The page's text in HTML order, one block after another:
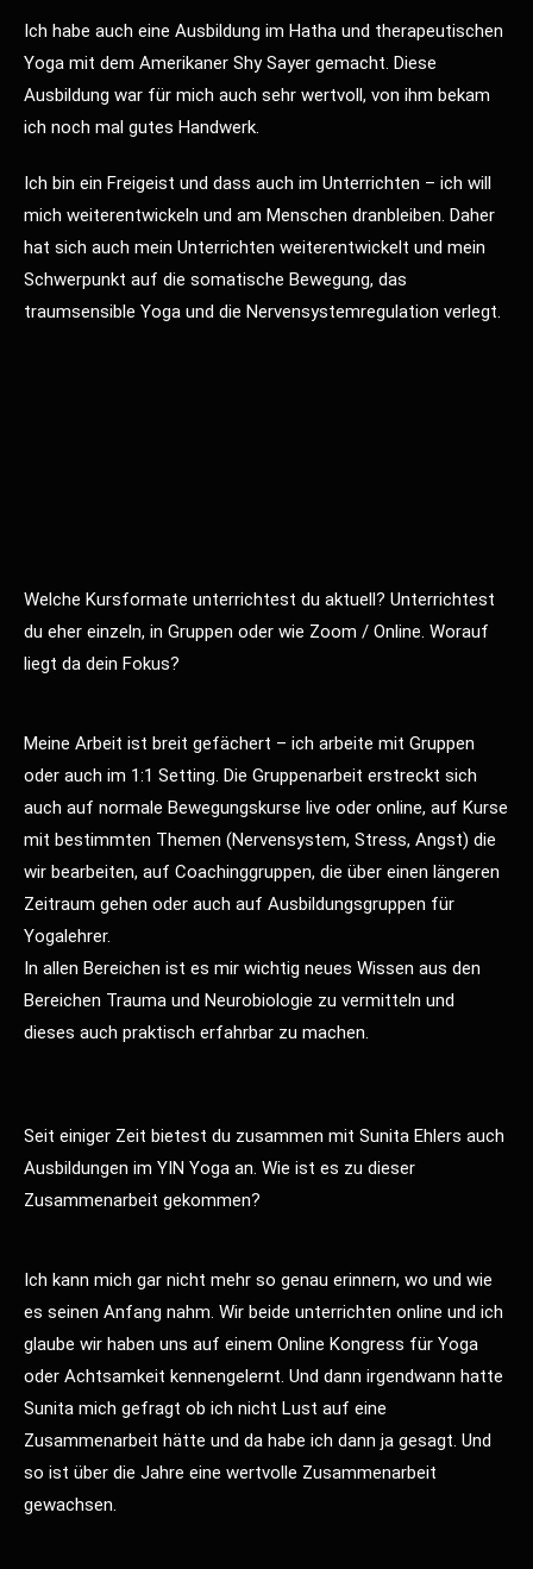
Ich habe auch eine Ausbildung im Hatha und therapeutischen
Yoga mit dem Amerikaner Shy Sayer gemacht. Diese
Ausbildung war für mich auch sehr wertvoll, von ihm bekam
ich noch mal gutes Handwerk.
Ich bin ein Freigeist und dass auch im Unterrichten – ich will
mich weiterentwickeln und am Menschen dranbleiben. Daher
hat sich auch mein Unterrichten weiterentwickelt und mein
Schwerpunkt auf die somatische Bewegung, das
traumsensible Yoga und die Nervensystemregulation verlegt.
Welche Kursformate unterrichtest du aktuell? Unterrichtest
du eher einzeln, in Gruppen oder wie Zoom / Online. Worauf
liegt da dein Fokus?
Meine Arbeit ist breit gefächert – ich arbeite mit Gruppen
oder auch im 1:1 Setting. Die Gruppenarbeit erstreckt sich
auch auf normale Bewegungskurse live oder online, auf Kurse
mit bestimmten Themen (Nervensystem, Stress, Angst) die
wir bearbeiten, auf Coachinggruppen, die über einen längeren
Zeitraum gehen oder auch auf Ausbildungsgruppen für
Yogalehrer.
In allen Bereichen ist es mir wichtig neues Wissen aus den
Bereichen Trauma und Neurobiologie zu vermitteln und
dieses auch praktisch erfahrbar zu machen.
Seit einiger Zeit bietest du zusammen mit Sunita Ehlers auch
Ausbildungen im YIN Yoga an. Wie ist es zu dieser
Zusammenarbeit gekommen?
Ich kann mich gar nicht mehr so genau erinnern, wo und wie
es seinen Anfang nahm. Wir beide unterrichten online und ich
glaube wir haben uns auf einem Online Kongress für Yoga
oder Achtsamkeit kennengelernt. Und dann irgendwann hatte
Sunita mich gefragt ob ich nicht Lust auf eine
Zusammenarbeit hätte und da habe ich dann ja gesagt. Und
so ist über die Jahre eine wertvolle Zusammenarbeit
gewachsen.